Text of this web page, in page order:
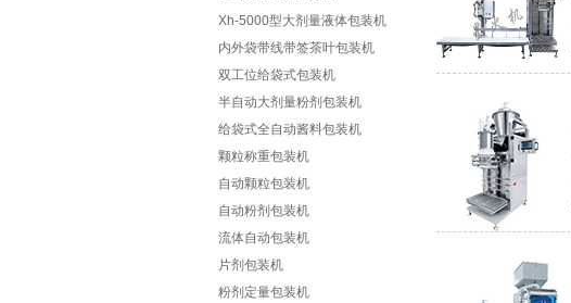
Xh-5000型大剂量液体包装机
内外袋带线带签茶叶包装机
双工位给袋式包装机
半自动大剂量粉剂包装机
给袋式全自动酱料包装机
颗粒称重包装机
自动颗粒包装机
自动粉剂包装机
流体自动包装机
片剂包装机
粉剂定量包装机